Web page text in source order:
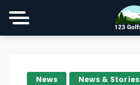
News News & Stories